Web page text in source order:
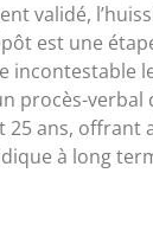
validé,
est une
incontestable
procès-
25 ans, offrant
à long